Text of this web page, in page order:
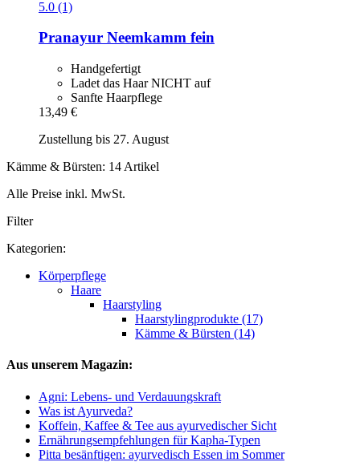
5.0 (1)
Pranayur Neemkamm fein
Handgefertigt
Ladet das Haar NICHT auf
Sanfte Haarpflege
13,49 €
Zustellung bis 27. August
Kämme & Bürsten: 14 Artikel
Alle Preise inkl. MwSt.
Filter
Kategorien:
Körperpflege
Haare
Haarstyling
Haarstylingprodukte (17)
Kämme & Bürsten (14)
Aus unserem Magazin:
Agni: Lebens- und Verdauungskraft
Was ist Ayurveda?
Koffein, Kaffee & Tee aus ayurvedischer Sicht
Ernährungsempfehlungen für Kapha-Typen
Pitta besänftigen: ayurvedisch Essen im Sommer